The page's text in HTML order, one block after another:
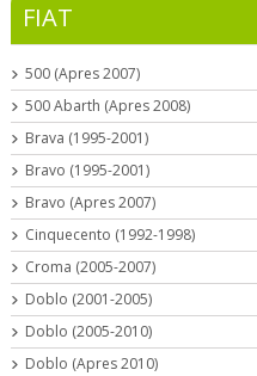
FIAT
500 (Apres 2007)
500 Abarth (Apres 2008)
Brava (1995-2001)
Bravo (1995-2001)
Bravo (Apres 2007)
Cinquecento (1992-1998)
Croma (2005-2007)
Doblo (2001-2005)
Doblo (2005-2010)
Doblo (Apres 2010)